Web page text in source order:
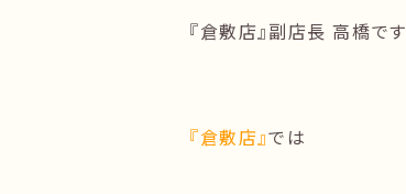
『倉敷店』副店長 高橋です
『倉敷店』では